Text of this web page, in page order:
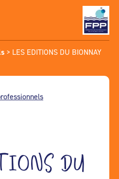
> LES EDITIONS DU BIONNAY
DU